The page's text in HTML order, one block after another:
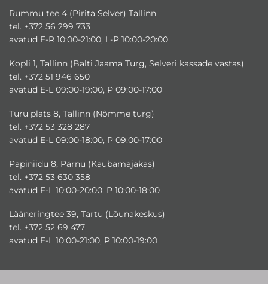
Rummu tee 4 (Pirita Selver) Tallinn
tel. +372 56 299 733
avatud E-R 10:00-21:00, L-P 10:00-20:00
Kopli 1, Tallinn (Balti Jaama Turg, Selveri kassade vastas)
tel. +372 51 946 650
avatud E-L 09:00-19:00, P 09:00-17:00
Turu plats 8, Tallinn (Nõmme turg)
tel. +372 53 328 287
avatud E-L 09:00-18:00, P 09:00-17:00
Papiniidu 8, Pärnu (Kaubamajakas)
tel. +372 53 630 358
avatud E-L 10:00-20:00, P 10:00-18:00
Lääneringtee 39, Tartu (Lõunakeskus)
tel. +372 52 69 477
avatud E-L 10:00-21:00, P 10:00-19:00